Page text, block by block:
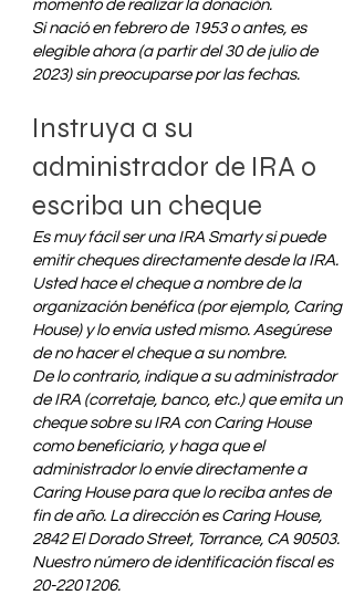
momento de realizar la donación.
Si nació en febrero de 1953 o antes, es
elegible ahora (a partir del 30 de julio de
2023) sin preocuparse por las fechas.
Instruya a su
administrador de IRA o
escriba un cheque
Es muy fácil ser una IRA Smarty si puede
emitir cheques directamente desde la IRA.
Usted hace el cheque a nombre de la
organización benéfica (por ejemplo, Caring
House) y lo envía usted mismo. Asegúrese
de no hacer el cheque a su nombre.
De lo contrario, indique a su administrador
de IRA (corretaje, banco, etc.) que emita un
cheque sobre su IRA con Caring House
como beneficiario, y haga que el
administrador lo envíe directamente a
Caring House para que lo reciba antes de
fin de año. La dirección es Caring House,
2842 El Dorado Street, Torrance, CA 90503.
Nuestro número de identificación fiscal es
20-2201206.